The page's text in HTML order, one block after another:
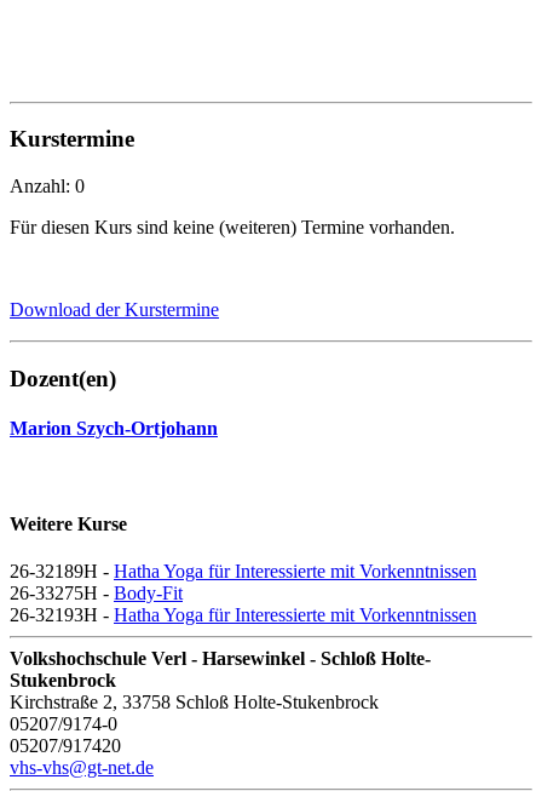
Kurstermine
Anzahl: 0
Für diesen Kurs sind keine (weiteren) Termine vorhanden.
Download der Kurstermine
Dozent(en)
Marion Szych-Ortjohann
Weitere Kurse
26-32189H - Hatha Yoga für Interessierte mit Vorkenntnissen
26-33275H - Body-Fit
26-32193H - Hatha Yoga für Interessierte mit Vorkenntnissen
Volkshochschule Verl - Harsewinkel - Schloß Holte-
Stukenbrock
Kirchstraße 2, 33758 Schloß Holte-Stukenbrock
05207/9174-0
05207/917420
vhs-vhs@gt-net.de